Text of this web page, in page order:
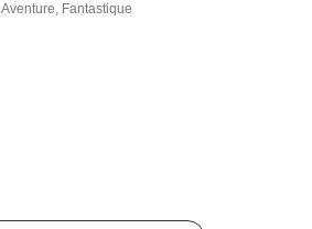
Aventure, Fantastique